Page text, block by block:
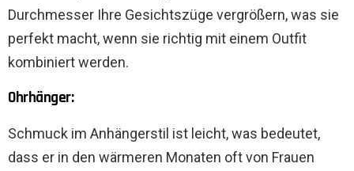
Durchmesser Ihre Gesichtszüge vergrößern, was sie
perfekt macht, wenn sie richtig mit einem Outfit
kombiniert werden.
Ohrhänger:
Schmuck im Anhängerstil ist leicht, was bedeutet,
dass er in den wärmeren Monaten oft von Frauen